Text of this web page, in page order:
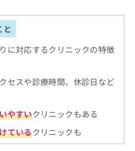
と
に対応するクリニックの特徴
セスや診療時間、休診日など
やすいクリニックもある
ているクリニックも